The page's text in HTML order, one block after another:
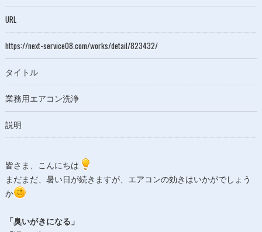
＜個人情報の委託について＞
当社では、利用目的の達成に必要な範囲において、個人情報を
これらの委託先に対しては個人情報保護契約等の措置をとり、
適切な監督を行います。
＜個人情報の安全管理＞
当社では、個人情報の漏洩等がなされないよう、適切に安全管
理対策を実施します。
＜個人情報を与えなかった場合に生じる結果＞
必要な情報を頂けない場合は、それに対応した当社のサービス
をご提供できない場合がございますので予めご了承ください。
＜個人情報の開示･訂正・削除･利用停止の手続について＞
URL
https://next-service08.com/works/detail/823432/
タイトル
業務用エアコン洗浄
説明
皆さま、こんにちは
まだまだ、暑い日が続きますが、エアコンの効きはいかがでしょう
か
「臭いがきになる」